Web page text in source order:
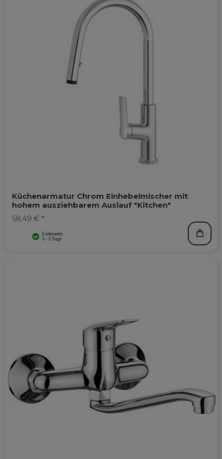
Küchenarmatur Chrom Einhebelmischer mit
hohem ausziehbarem Auslauf "Kitchen"
58,49 € *